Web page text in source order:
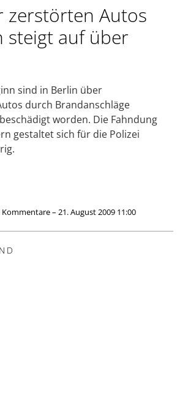
zerstörten Autos
steigt auf über
sind in Berlin über
durch Brandanschläge
worden. Die Fahndung
gestaltet sich für die Polizei
Kommentare – 21. August 2009 11:00